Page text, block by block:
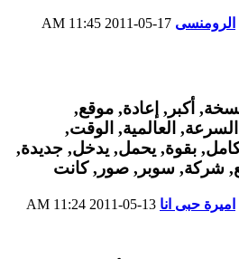
الرومنسى
11:45 AM
اميرة حبى انا
11:24 AM